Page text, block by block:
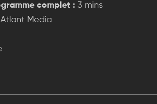
complet : 3 mins
Atlant Media